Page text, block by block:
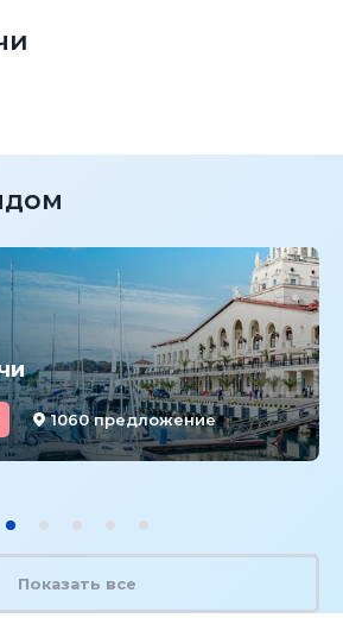
1060 предложение
Показать все